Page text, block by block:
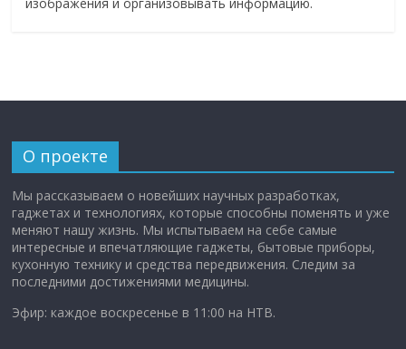
изображения и организовывать информацию.
О проекте
Мы рассказываем о новейших научных разработках,
гаджетах и технологиях, которые способны поменять и уже
меняют нашу жизнь. Мы испытываем на себе самые
интересные и впечатляющие гаджеты, бытовые приборы,
кухонную технику и средства передвижения. Следим за
последними достижениями медицины.
Эфир: каждое воскресенье в 11:00 на НТВ.